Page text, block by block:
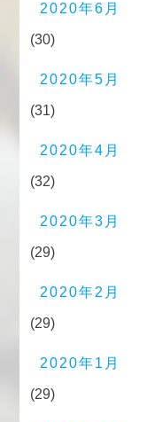
2020年6月
(30)
2020年5月
(31)
2020年4月
(32)
2020年3月
(29)
2020年2月
(29)
2020年1月
(29)